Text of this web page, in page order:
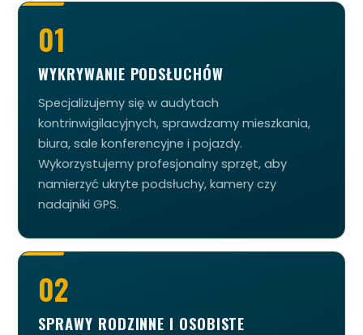
01
WYKRYWANIE PODSŁUCHÓW
Specjalizujemy się w audytach
kontrinwigilacyjnych, sprawdzamy mieszkania,
biura, sale konferencyjne i pojazdy.
Wykorzystujemy profesjonalny sprzęt, aby
namierzyć ukryte podsłuchy, kamery czy
nadajniki GPS.
02
SPRAWY RODZINNE I OSOBISTE